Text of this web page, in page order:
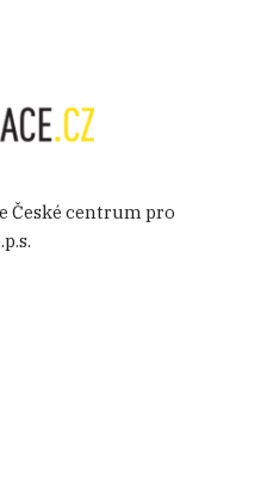
České centrum pro